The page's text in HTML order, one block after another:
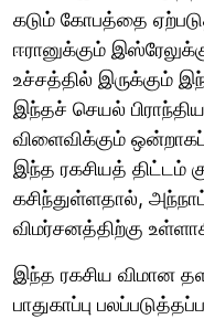
கடும் கோபத்தை
ஈரானுக்கும்
உச்சத்தில் இருக்கும்
இந்தச் செயல்
விளைவிக்கும் ஒன்றாகப்
இந்த ரகசியத்
கசிந்துள்ளதால்,
விமர்சனத்திற்கு
இந்த ரகசிய விமான
பாதுகாப்பு